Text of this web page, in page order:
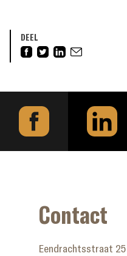
DEEL
Contact
Eendrachtsstraat 25